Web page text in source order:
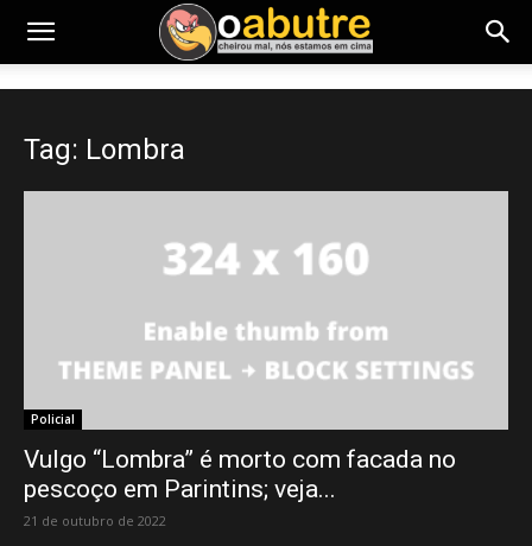
Tag: Lombra
Policial
Vulgo “Lombra” é morto com facada no
pescoço em Parintins; veja...
21 de outubro de 2022